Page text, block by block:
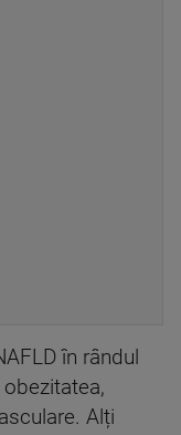
în rândul
Alți